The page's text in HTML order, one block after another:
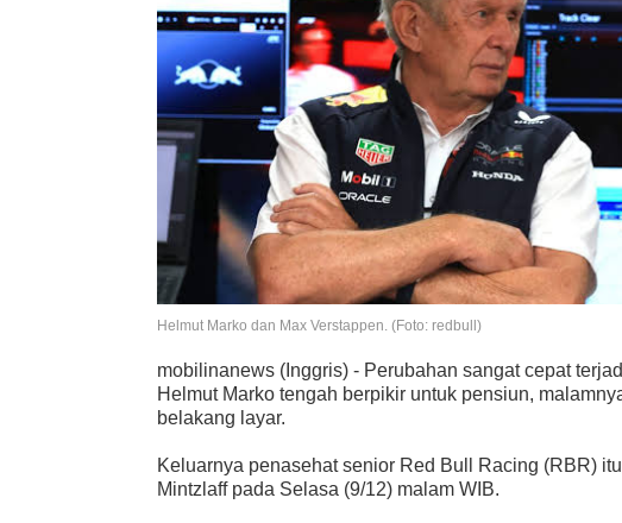
Helmut Marko dan Max Verstappen. (Foto: redbull)
mobilinanews (Inggris) - Perubahan sangat cepat
Helmut Marko tengah berpikir untuk pensiun,
belakang layar.
Keluarnya penasehat senior Red Bull Racing (RBR)
Mintzlaff pada Selasa (9/12) malam WIB.